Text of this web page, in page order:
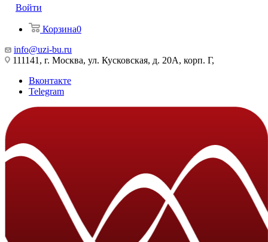
Войти
Корзина0
info@uzi-bu.ru
111141, г. Москва, ул. Кусковская, д. 20А, корп. Г,
Вконтакте
Telegram